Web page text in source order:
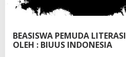
e
a
t
BEASISWA PEMUDA LITERASI
OLEH : BIUUS INDONESIA